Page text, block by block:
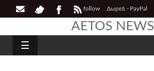
follow Δωρεά - PayPal
AETOS NEWS
☰